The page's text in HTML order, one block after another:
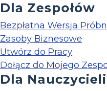
Dla Zespołów
Bezpłatna Wersja
Zasoby Biznesowe
Utwórz do Pracy
Dołącz do Mojego
Dla Nauczycieli